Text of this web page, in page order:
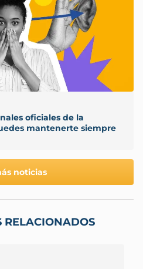
oficiales de la
mantenerte siempre
noticias
RELACIONADOS